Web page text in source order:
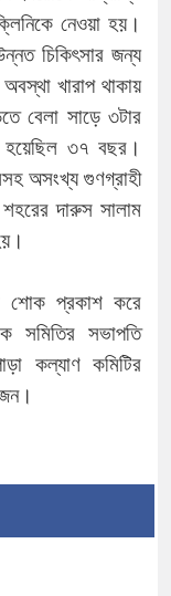
নেওয়া হয়।
চিকিৎসার জন্য
খারাপ থাকায়
বেলা সাড়ে ৩টার
৩৭ বছর।
অসংখ্য গুণগ্রাহী
দারুস সালাম
শোক প্রকাশ করে
সমিতির সভাপতি
কল্যাণ কমিটির